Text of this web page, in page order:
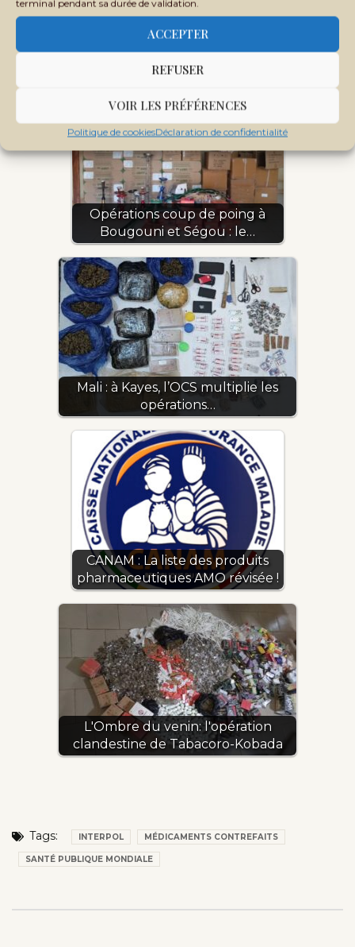
terminal pendant sa durée de validation.
ACCEPTER
REFUSER
VOIR LES PRÉFÉRENCES
Politique de cookiesDéclaration de confidentialité
Kayes : plusieurs Kilogrammes de
Opérations coup de poing à
Bougouni et Ségou : le…
Mali : à Kayes, l’OCS multiplie les
opérations…
CANAM : La liste des produits
pharmaceutiques AMO révisée !
L'Ombre du venin: l'opération
clandestine de Tabacoro-Kobada
Tags: INTERPOL MÉDICAMENTS CONTREFAITS
SANTÉ PUBLIQUE MONDIALE